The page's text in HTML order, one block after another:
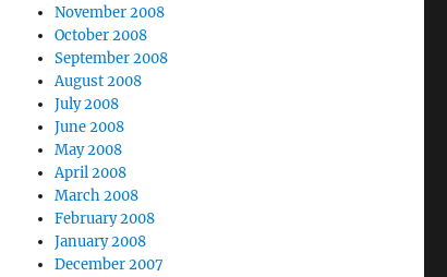
November 2008
October 2008
September 2008
August 2008
July 2008
June 2008
May 2008
April 2008
March 2008
February 2008
January 2008
December 2007